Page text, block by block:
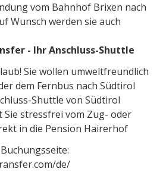
vom Bahnhof Brixen nach
Wunsch werden sie auch
- Ihr Anschluss-Shuttle
Sie wollen umweltfreundlich
dem Fernbus nach Südtirol
Shuttle von Südtirol
stressfrei vom Zug- oder
in die Pension Hairerhof
de/